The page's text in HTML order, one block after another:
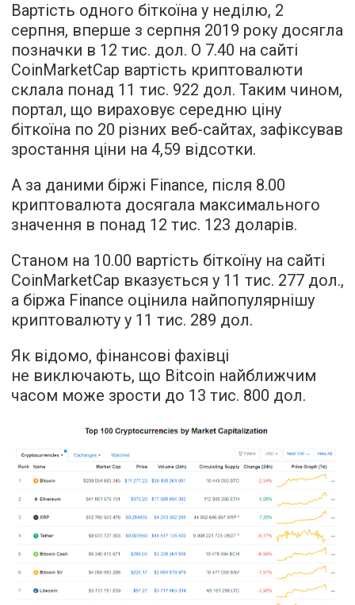
Вартість одного біткоїна у неділю, 2
серпня, вперше з серпня 2019 року досягла
позначки в 12 тис. дол. О 7.40 на сайті
CoinMarketCap вартість криптовалюти
склала понад 11 тис. 922 дол. Таким чином,
портал, що вираховує середню ціну
біткоїна по 20 різних веб-сайтах, зафіксував
зростання ціни на 4,59 відсотки.
А за даними біржі Finance, після 8.00
криптовалюта досягала максимального
значення в понад 12 тис. 123 доларів.
Станом на 10.00 вартість біткоїну на сайті
CoinMarketCap вказується у 11 тис. 277 дол.,
а біржа Finance оцінила найпопулярнішу
криптовалюту у 11 тис. 289 дол.
Як відомо, фінансові фахівці
не виключають, що Bitcoin найближчим
часом може зрости до 13 тис. 800 дол.